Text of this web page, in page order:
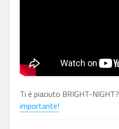
Ti è piaciuto BRIGHT-NIGHT?
importante!